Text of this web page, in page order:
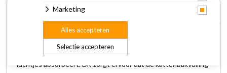
Omschrijving Specificaties
De Riverwood Tofu kattenbakvulling wordt gemaakt van
sojapulp, een product dat snel vocht opneemt en nare
luchtjes absorbeert. Dit zorgt ervoor dat de kattenbakvulling
Marketing
Selectie accepteren
Alles accepteren